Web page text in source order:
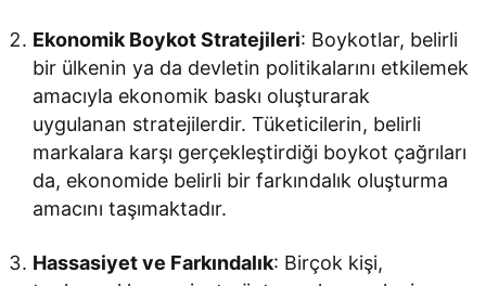
Ekonomik Boykot Stratejileri: Boykotlar, belirli
bir ülkenin ya da devletin politikalarını etkilemek
amacıyla ekonomik baskı oluşturarak
uygulanan stratejilerdir. Tüketicilerin, belirli
markalara karşı gerçekleştirdiği boykot çağrıları
da, ekonomide belirli bir farkındalık oluşturma
amacını taşımaktadır.
Hassasiyet ve Farkındalık: Birçok kişi,